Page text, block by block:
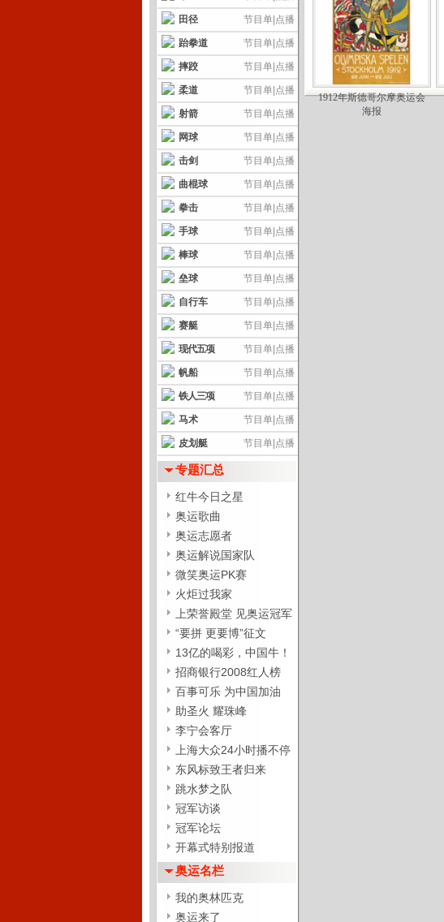
节目单 点播
田径
节目单 点播
跆拳道
节目单 点播
摔跤
节目单 点播
柔道
节目单 点播
射箭
节目单 点播
网球
节目单 点播
击剑
节目单 点播
曲棍球
节目单 点播
拳击
节目单 点播
手球
节目单 点播
棒球
节目单 点播
垒球
节目单 点播
自行车
节目单 点播
赛艇
节目单 点播
现代五项
节目单 点播
帆船
节目单 点播
铁人三项
节目单 点播
马术
节目单 点播
皮划艇
专题汇总
红牛今日之星
奥运歌曲
奥运志愿者
奥运解说国家队
微笑奥运PK赛
火炬过我家
上荣誉殿堂 见奥运冠军
“要拼 更要博”征文
13亿的喝彩，中国牛！
招商银行2008红人榜
百事可乐 为中国加油
助圣火 耀珠峰
李宁会客厅
上海大众24小时播不停
东风标致王者归来
跳水梦之队
冠军访谈
冠军论坛
开幕式特别报道
奥运名栏
我的奥林匹克
奥运来了
1912年斯德哥尔摩奥运会
海报